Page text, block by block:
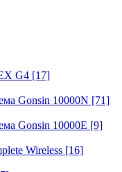
G4 [17]
Gonsin 10000N [71]
Gonsin 10000E [9]
Wireless [16]